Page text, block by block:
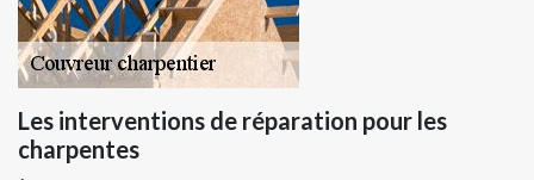
Les interventions de réparation pour les
charpentes